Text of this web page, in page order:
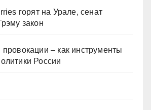
горят на Урале, сенат
закон
– как инструменты
России